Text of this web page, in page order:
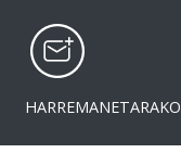
HARREMANETARAKO